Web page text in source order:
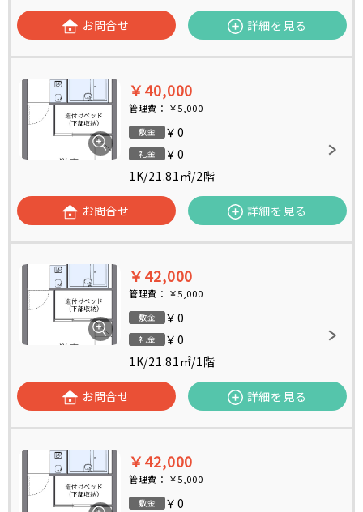
お問合せ 詳細を見る
￥40,000
管理費： ￥5,000
敷金 ￥0
礼金
￥0
1K/21.81㎡/2階
お問合せ 詳細を見る
￥42,000
管理費： ￥5,000
敷金 ￥0
礼金
￥0
1K/21.81㎡/1階
お問合せ 詳細を見る
￥42,000
管理費： ￥5,000
敷金 ￥0